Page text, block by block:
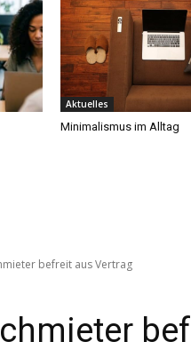
Aktuelles
Minimalismus im Alltag